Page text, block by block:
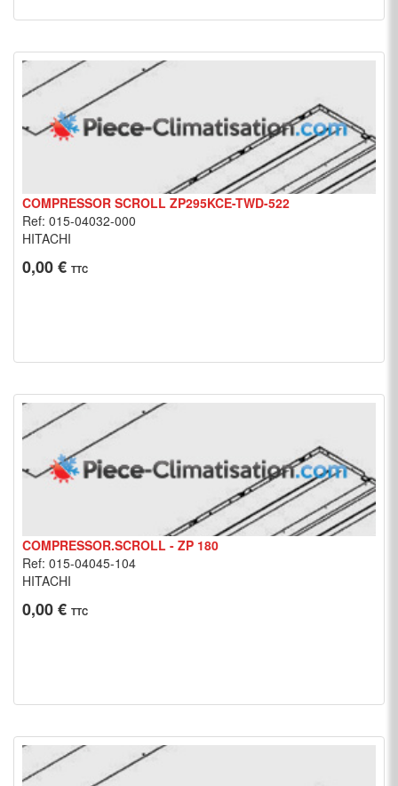
COMPRESSOR SCROLL ZP295KCE-TWD-522
Ref: 015-04032-000
HITACHI
0,00 € TTC
COMPRESSOR.SCROLL - ZP 180
Ref: 015-04045-104
HITACHI
0,00 € TTC